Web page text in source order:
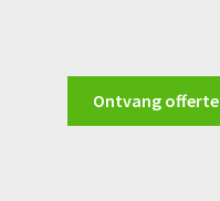
Ontvang offerte